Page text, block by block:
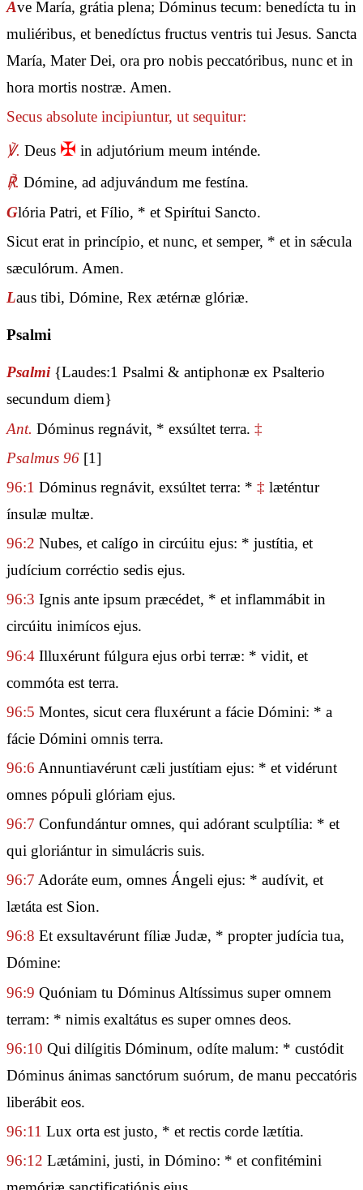
Ave María, grátia plena; Dóminus tecum: benedícta tu in
muliéribus, et benedíctus fructus ventris tui Jesus. Sancta
María, Mater Dei, ora pro nobis peccatóribus, nunc et in
hora mortis nostræ. Amen.
Secus absolute incipiuntur, ut sequitur:
℣. Deus ✠ in adjutórium meum inténde.
℟. Dómine, ad adjuvándum me festína.
Glória Patri, et Fílio, * et Spirítui Sancto.
Sicut erat in princípio, et nunc, et semper, * et in sǽcula
sæculórum. Amen.
Laus tibi, Dómine, Rex ætérnæ glóriæ.
Psalmi
Psalmi {Laudes:1 Psalmi & antiphonæ ex Psalterio
secundum diem}
Ant. Dóminus regnávit, * exsúltet terra. ‡
Psalmus 96 [1]
96:1 Dóminus regnávit, exsúltet terra: * ‡ læténtur
ínsulæ multæ.
96:2 Nubes, et calígo in circúitu ejus: * justítia, et
judícium corréctio sedis ejus.
96:3 Ignis ante ipsum præcédet, * et inflammábit in
circúitu inimícos ejus.
96:4 Illuxérunt fúlgura ejus orbi terræ: * vidit, et
commóta est terra.
96:5 Montes, sicut cera fluxérunt a fácie Dómini: * a
fácie Dómini omnis terra.
96:6 Annuntiavérunt cæli justítiam ejus: * et vidérunt
omnes pópuli glóriam ejus.
96:7 Confundántur omnes, qui adórant sculptília: * et
qui gloriántur in simulácris suis.
96:7 Adoráte eum, omnes Ángeli ejus: * audívit, et
lætáta est Sion.
96:8 Et exsultavérunt fíliæ Judæ, * propter judícia tua,
Dómine:
96:9 Quóniam tu Dóminus Altíssimus super omnem
terram: * nimis exaltátus es super omnes deos.
96:10 Qui dilígitis Dóminum, odíte malum: * custódit
Dóminus ánimas sanctórum suórum, de manu peccatóris
liberábit eos.
96:11 Lux orta est justo, * et rectis corde lætítia.
96:12 Lætámini, justi, in Dómino: * et confitémini